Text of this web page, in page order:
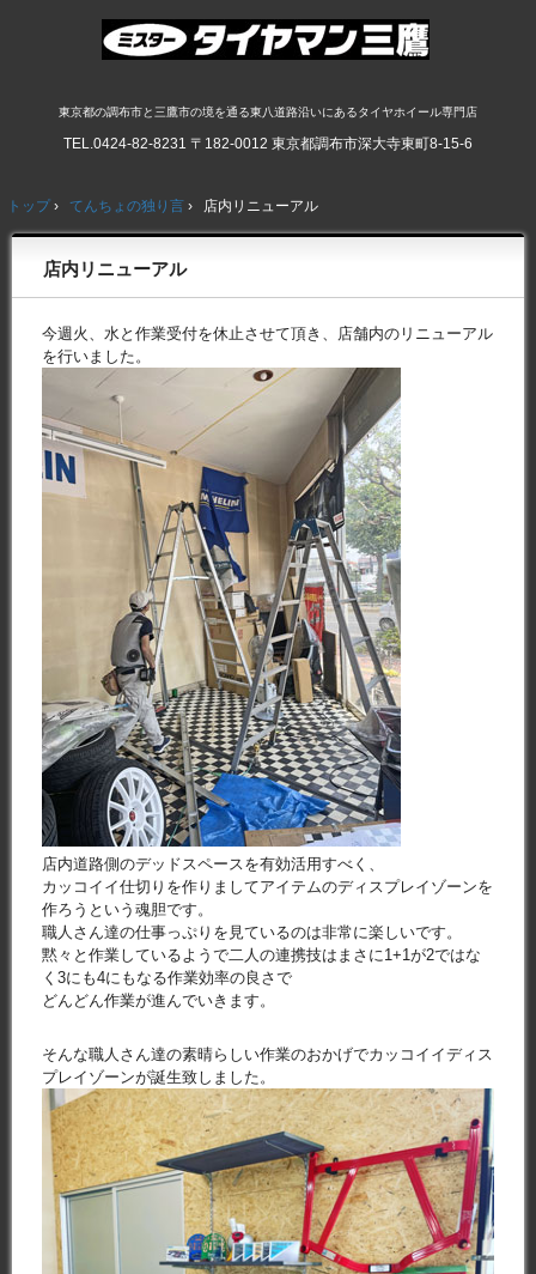
東京都の調布市と三鷹市の境を通る東八道路沿いにあるタイヤホイール専門店
TEL.0424-82-8231 〒182-0012 東京都調布市深大寺東町8-15-6
トップ › てんちょの独り言 › 店内リニューアル
店内リニューアル
今週火、水と作業受付を休止させて頂き、店舗内のリニューアル
を行いました。
店内道路側のデッドスペースを有効活用すべく、
カッコイイ仕切りを作りましてアイテムのディスプレイゾーンを
作ろうという魂胆です。
職人さん達の仕事っぷりを見ているのは非常に楽しいです。
黙々と作業しているようで二人の連携技はまさに1+1が2ではな
く3にも4にもなる作業効率の良さで
どんどん作業が進んでいきます。
そんな職人さん達の素晴らしい作業のおかげでカッコイイディス
プレイゾーンが誕生致しました。